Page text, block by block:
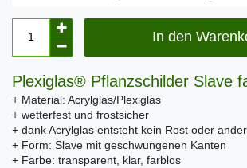
In den
Plexiglas® Pflanzschilder Slave
+ Material: Acrylglas/Plexiglas
+ wetterfest und frostsicher
+ dank Acrylglas entsteht kein Rost oder
+ Form: Slave mit geschwungenen Kanten
+ Farbe: transparent, klar, farblos